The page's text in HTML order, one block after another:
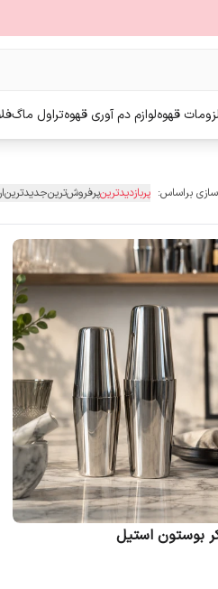
قهوهلوازم دم آوری قهوهتراول ماگ
براساس: پربازدیدترینپرفروش‌ترینجدیدترین
بوستون استیل